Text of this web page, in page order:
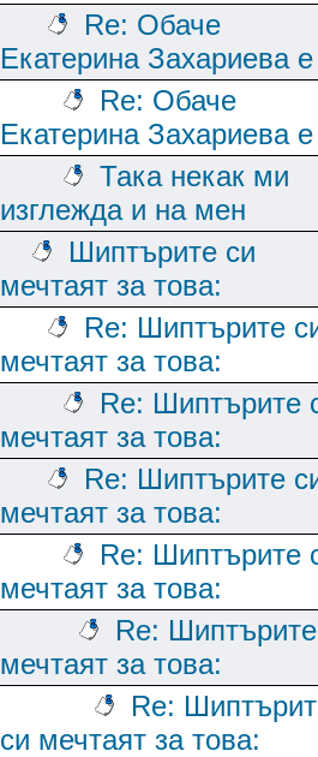
Re: Обаче
Екатерина Захариева е
Re: Обаче
Екатерина Захариева е
Така некак ми
изглежда и на мен
Шиптърите си
мечтаят за това:
Re: Шиптърите
мечтаят за това:
Re: Шиптърите
мечтаят за това:
Re: Шиптърите
мечтаят за това:
Re: Шиптърите
мечтаят за това:
Re:
мечтаят за това:
Re:
си мечтаят за това: